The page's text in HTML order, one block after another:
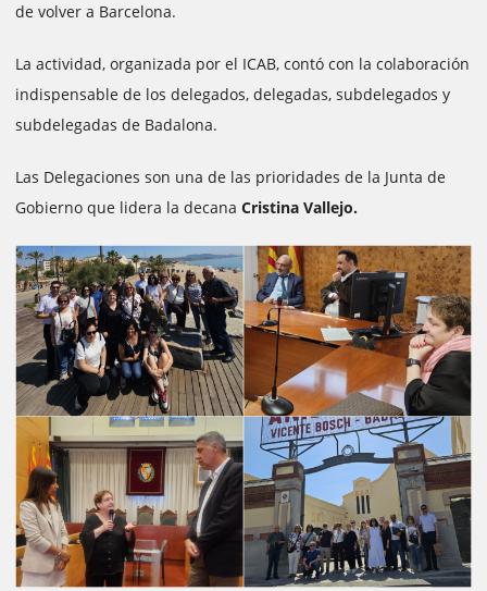
de volver a Barcelona.
La actividad, organizada por el ICAB, contó con la colaboración
indispensable de los delegados, delegadas, subdelegados y
subdelegadas de Badalona.
Las Delegaciones son una de las prioridades de la Junta de
Gobierno que lidera la decana Cristina Vallejo.